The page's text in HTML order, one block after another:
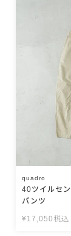
quadro
40ツイルセ
パンツ
¥17,050 税込